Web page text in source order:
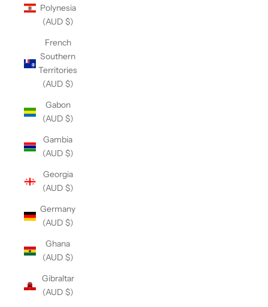
Polynesia
(AUD $)
French
Southern
Territories
(AUD $)
Gabon
(AUD $)
Gambia
(AUD $)
Georgia
(AUD $)
Germany
(AUD $)
Ghana
(AUD $)
Gibraltar
(AUD $)